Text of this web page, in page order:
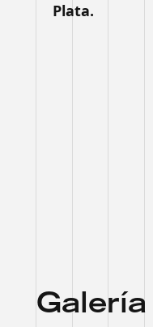
Plata.
Galería